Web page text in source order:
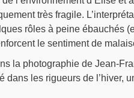
très fragile.
rôles à peine ébauchés
le sentiment de
la photographie de Jean-
dans les rigueurs de l’hiver,